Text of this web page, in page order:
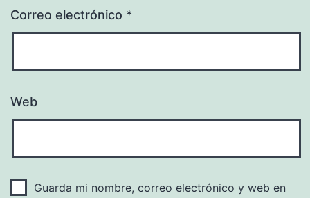
Correo electrónico *
Web
Guarda mi nombre, correo electrónico y web en